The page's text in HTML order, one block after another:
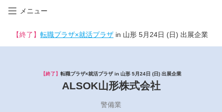
メニュー
【終了】 転職プラザ×就活プラザ in 山形 5月24日 (日) 出展企業
【終了】 転職プラザ×就活プラザ in 山形 5月24日 (日) 出展企業
ALSOK山形株式会社
警備業